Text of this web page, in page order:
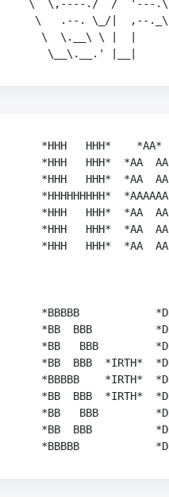
\  \,----./  /  '---
\   .--. \_/|  ,--
\  \.__\ \ |  |
\__\.__.' |__|
*HHH   HHH*    *AA*
*HHH   HHH*  *AA
*HHH   HHH*  *AA
*HHHHHHHHH*
*HHH   HHH*  *AA
*HHH   HHH*  *AA
*HHH   HHH*  *AA
*BBBBB
*BB  BBB
*BB   BBB
*BB  BBB  *IRTH*
*BBBBB    *IRTH*
*BB  BBB  *IRTH*
*BB   BBB
*BB  BBB